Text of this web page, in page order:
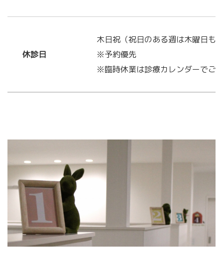
休診日
木日祝（祝日のある週は木曜日も
※予約優先
※臨時休業は診療カレンダーでご